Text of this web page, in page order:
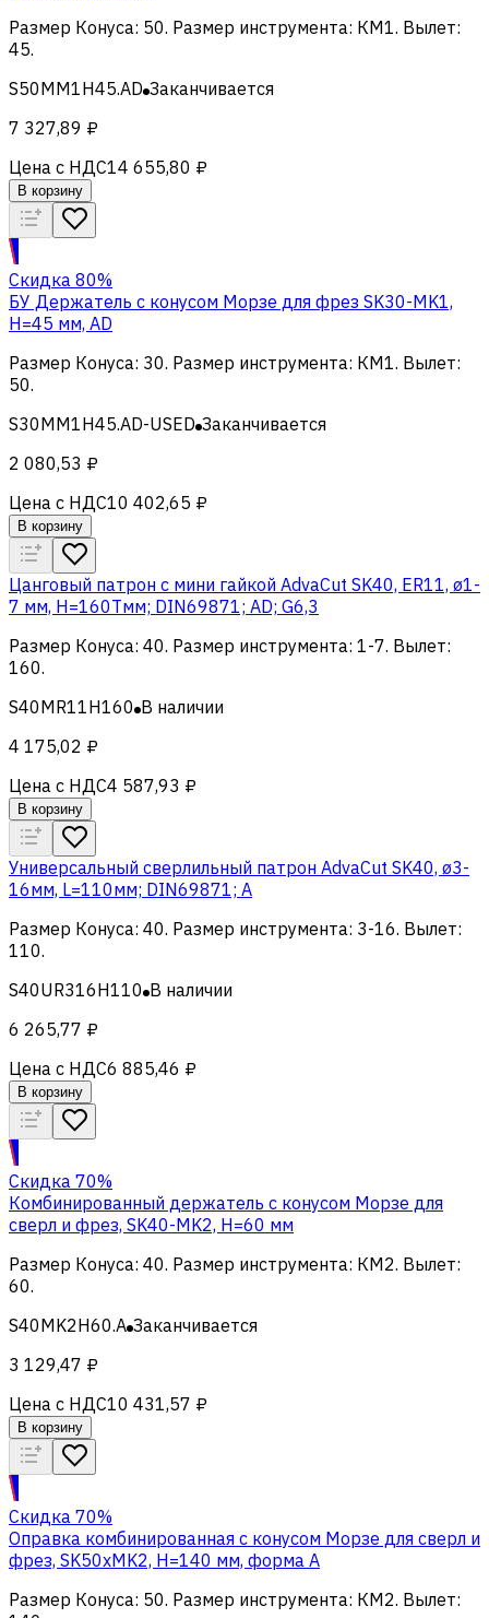
Размер Конуса: 50. Размер инструмента: КМ1. Вылет:
45.
S50MM1H45.AD Заканчивается
7 327,89 ₽
Цена с НДС14 655,80 ₽
В корзину
Скидка 80%
БУ Держатель с конусом Морзе для фрез SK30-MK1,
H=45 мм, AD
Размер Конуса: 30. Размер инструмента: КМ1. Вылет:
50.
S30MM1H45.AD-USED Заканчивается
2 080,53 ₽
Цена с НДС10 402,65 ₽
В корзину
Цанговый патрон c мини гайкой AdvaCut SK40, ER11, ø1-
7 мм, H=160Tмм; DIN69871; AD; G6,3
Размер Конуса: 40. Размер инструмента: 1-7. Вылет:
160.
S40MR11H160 В наличии
4 175,02 ₽
Цена с НДС4 587,93 ₽
В корзину
Универсальный сверлильный патрон AdvaCut SK40, ø3-
16мм, L=110мм; DIN69871; A
Размер Конуса: 40. Размер инструмента: 3-16. Вылет:
110.
S40UR316H110 В наличии
6 265,77 ₽
Цена с НДС6 885,46 ₽
В корзину
Скидка 70%
Комбинированный держатель с конусом Морзе для
сверл и фрез, SK40-MK2, H=60 мм
Размер Конуса: 40. Размер инструмента: КМ2. Вылет:
60.
S40MK2H60.A Заканчивается
3 129,47 ₽
Цена с НДС10 431,57 ₽
В корзину
Скидка 70%
Оправка комбинированная с конусом Морзе для сверл и
фрез, SK50xMK2, H=140 мм, форма A
Размер Конуса: 50. Размер инструмента: КМ2. Вылет: